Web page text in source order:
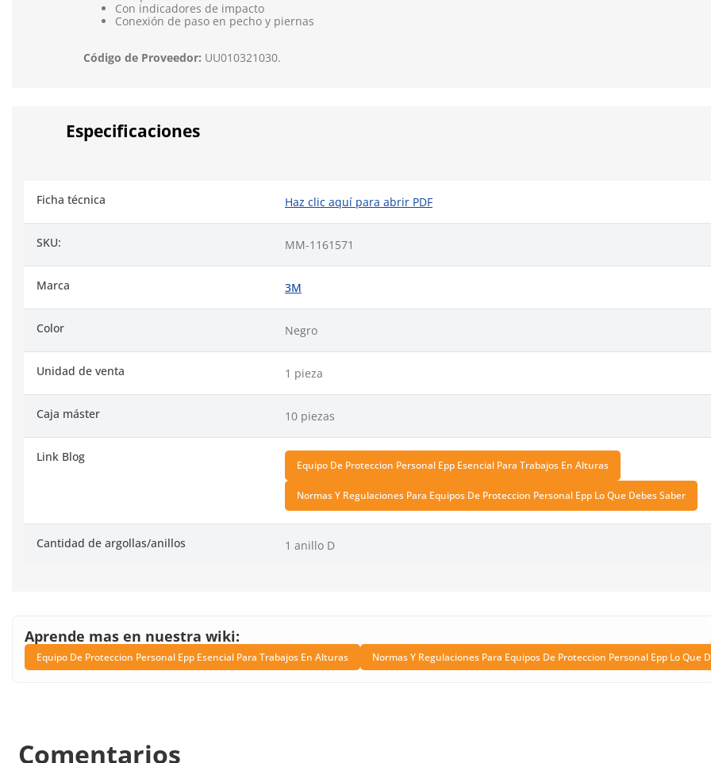
Con indicadores de impacto
Conexión de paso en pecho y piernas
Código de Proveedor: UU010321030.
Especificaciones
Ficha técnica Haz clic aquí para abrir PDF
SKU: MM-1161571
Marca 3M
Color Negro
Unidad de venta 1 pieza
Caja máster 10 piezas
Link Blog
Equipo De Proteccion Personal Epp Esencial Para Trabajos En Alturas
Normas Y Regulaciones Para Equipos De Proteccion Personal Epp Lo Que Debes Saber
Cantidad de argollas/anillos 1 anillo D
Aprende mas en nuestra wiki:
Equipo De Proteccion Personal Epp Esencial Para Trabajos En Alturas Normas Y Regulaciones Para Equipos De Proteccion Personal Epp Lo Que
Comentarios